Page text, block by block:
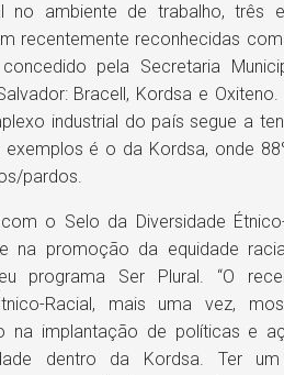
no ambiente de trabalho, três
recentemente reconhecidas
concedido pela Secretaria
Bracell, Kordsa e
industrial do país segue a
exemplos é o da Kordsa, onde
pardos.
o Selo da Diversidade
na promoção da equidade
programa Ser Plural. “O
Racial, mais uma vez,
na implantação de políticas e
dentro da Kordsa. Ter